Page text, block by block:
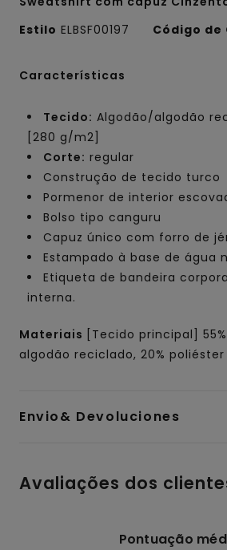
Estilo ELBSF00197 Código de
Características
Tecido: Algodão/algodão
[280 g/m2]
Corte: regular
Construção de tecido turco
Pormenor de interior
Bolso tipo canguru
Capuz único com forro de
Estampado à base de água
Etiqueta de bandeira
interna.
Materiais
[Tecido principal]
algodão reciclado, 20%
Envio& Devoluciones
Avaliações dos
Pontuação